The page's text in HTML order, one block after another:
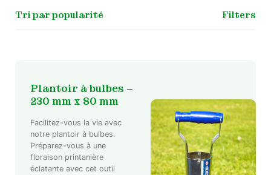
Filters
Plantoir à bulbes –
230 mm x 80 mm
Facilitez-vous la vie avec
notre plantoir à bulbes.
Préparez-vous à une
floraison printanière
éclatante avec cet outil